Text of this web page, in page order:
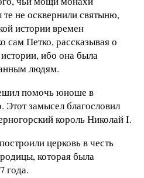
те не осквернили святыню,
истории времен
сам Петко, рассказывая о
ибо она была
людям.
помочь юноше в
Этот замысел благословил
король Николай I.
церковь в честь
которая была
года.